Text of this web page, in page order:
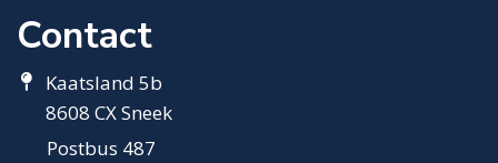
Contact
Kaatsland 5b
8608 CX Sneek
Postbus 487